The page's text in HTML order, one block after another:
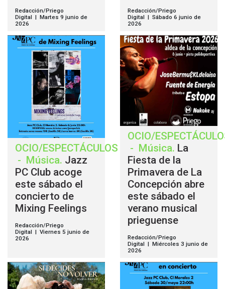
Redacción/Priego
Digital | Martes 9 junio de
2026
Redacción/Priego
Digital | Sábado 6 junio de
2026
OCIO/ESPECTÁCULOS
- Música. Jazz
PC Club acoge
este sábado el
concierto de
Mixing Feelings
Redacción/Priego
Digital | Viernes 5 junio de
2026
OCIO/
- Música. La
Fiesta de la
Primavera de La
Concepción abre
este sábado el
verano musical
prieguense
Redacción/Priego
Digital | Miércoles 3 junio de
2026